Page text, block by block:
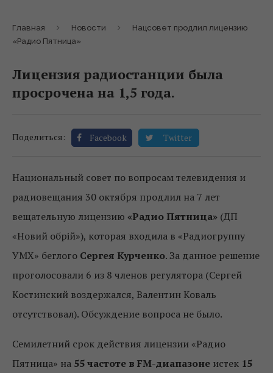
Главная Новости
Нацсовет продлил лицензию
«Радио Пятница»
Лицензия радиостанции была
просрочена на 1,5 года.
Поделиться: Facebook Twitter
Национальный совет по вопросам телевидения и
радиовещания 30 октября продлил на 7 лет
вещательную лицензию «Радио Пятница» (ДП
«Новий обрій»), которая входила в «Радиогруппу
УМХ» беглого Сергея Курченко. За данное решение
проголосовали 6 из 8 членов регулятора (Сергей
Костинский воздержался, Валентин Коваль
отсутствовал). Обсуждение вопроса не было.
Семилетний срок действия лицензии «Радио
Пятница» на 55 частоте в FM-диапазоне истек 15